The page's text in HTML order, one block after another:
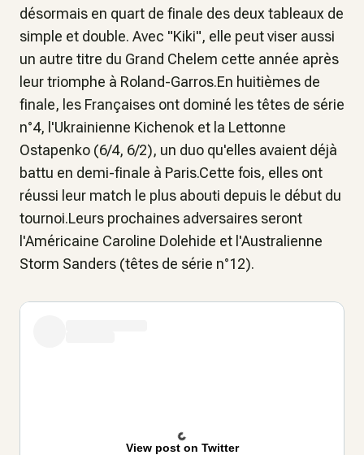
désormais en quart de finale des deux tableaux de
simple et double. Avec "Kiki", elle peut viser aussi
un autre titre du Grand Chelem cette année après
leur triomphe à Roland-Garros.En huitièmes de
finale, les Françaises ont dominé les têtes de série
n°4, l'Ukrainienne Kichenok et la Lettonne
Ostapenko (6/4, 6/2), un duo qu'elles avaient déjà
battu en demi-finale à Paris.Cette fois, elles ont
réussi leur match le plus abouti depuis le début du
tournoi.Leurs prochaines adversaires seront
l'Américaine Caroline Dolehide et l'Australienne
Storm Sanders (têtes de série n°12).
View post on Twitter